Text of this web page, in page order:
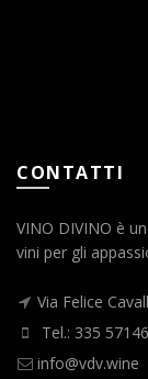
CONTATTI
VINO DIVINO è
vini per gli
Via Felice
Tel.: 335
info@vdv.wine